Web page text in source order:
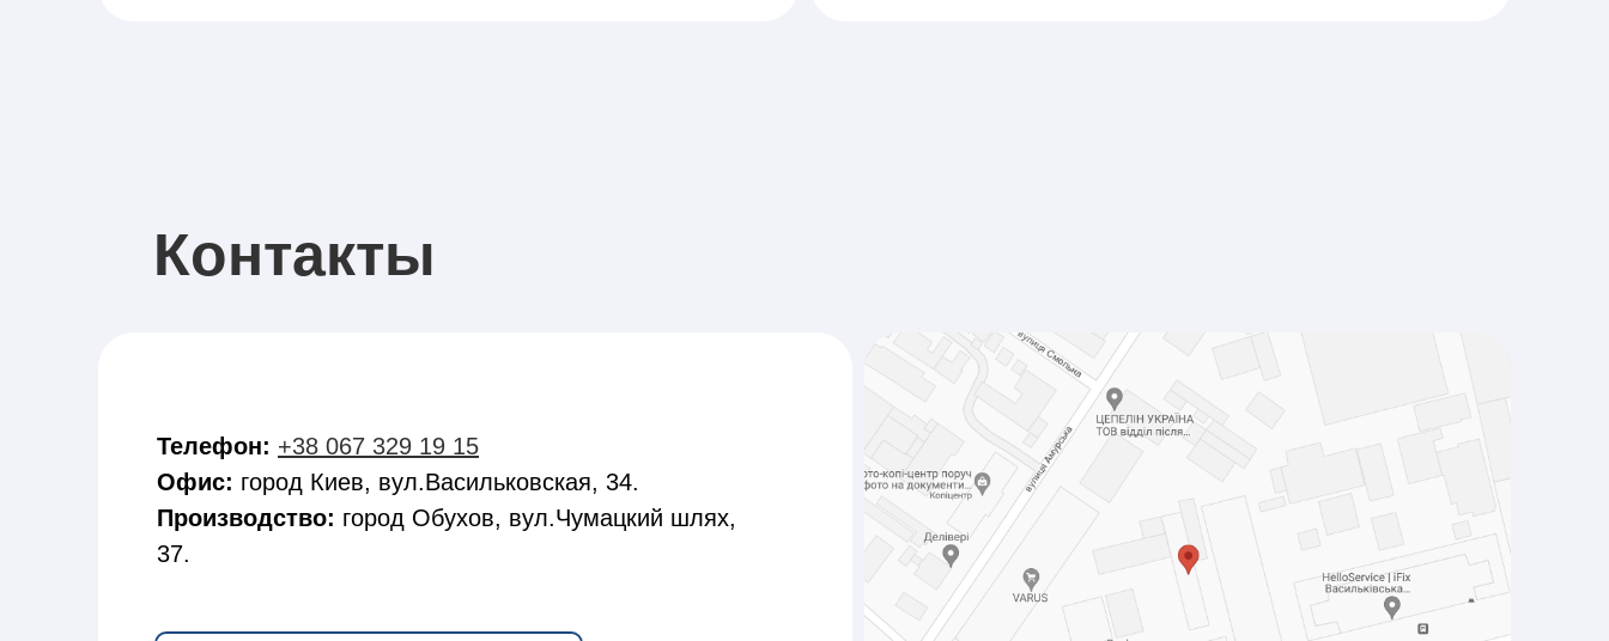
Контакты
Телефон: +38 067 329 19 15
Офис: город Киев, вул.Васильковская, 34.
Производство: город Обухов, вул.Чумацкий шлях,
37.